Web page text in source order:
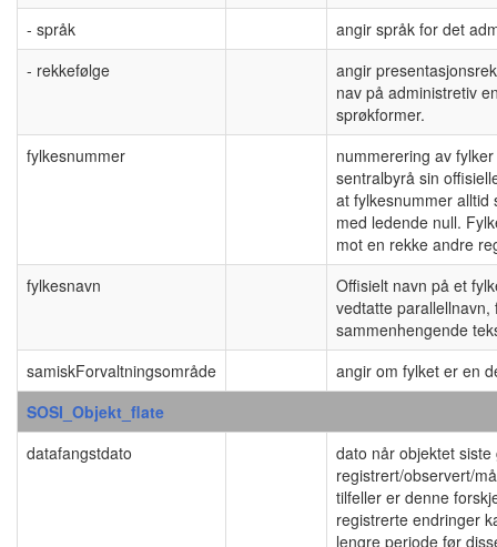
- språk
angir språk for det
- rekkefølge
angir
nav på administretiv
sprøkformer.
fylkesnummer
nummerering av
sentralbyrå sin
at fylkesnummer alltid
med ledende null.
mot en rekke andre
fylkesnavn
Offisielt navn på et
vedtatte
sammenhengende
samiskForvaltningsområde
angir om fylket er en
SOSI_Objekt_flate
datafangstdato
dato når objektet siste
registrert/observert/
tilfeller er denne
registrerte endringer
lengre periode før